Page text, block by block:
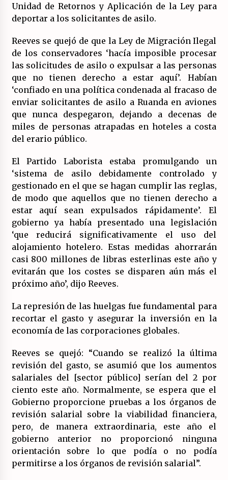
Unidad de Retornos y Aplicación de la Ley para
deportar a los solicitantes de asilo.
Reeves se quejó de que la Ley de Migración Ilegal
de los conservadores ‘hacía imposible procesar
las solicitudes de asilo o expulsar a las personas
que no tienen derecho a estar aquí’. Habían
‘confiado en una política condenada al fracaso de
enviar solicitantes de asilo a Ruanda en aviones
que nunca despegaron, dejando a decenas de
miles de personas atrapadas en hoteles a costa
del erario público.
El Partido Laborista estaba promulgando un
‘sistema de asilo debidamente controlado y
gestionado en el que se hagan cumplir las reglas,
de modo que aquellos que no tienen derecho a
estar aquí sean expulsados rápidamente’. El
gobierno ya había presentado una legislación
‘que reducirá significativamente el uso del
alojamiento hotelero. Estas medidas ahorrarán
casi 800 millones de libras esterlinas este año y
evitarán que los costes se disparen aún más el
próximo año’, dijo Reeves.
La represión de las huelgas fue fundamental para
recortar el gasto y asegurar la inversión en la
economía de las corporaciones globales.
Reeves se quejó: “Cuando se realizó la última
revisión del gasto, se asumió que los aumentos
salariales del [sector público] serían del 2 por
ciento este año. Normalmente, se espera que el
Gobierno proporcione pruebas a los órganos de
revisión salarial sobre la viabilidad financiera,
pero, de manera extraordinaria, este año el
gobierno anterior no proporcionó ninguna
orientación sobre lo que podía o no podía
permitirse a los órganos de revisión salarial”.